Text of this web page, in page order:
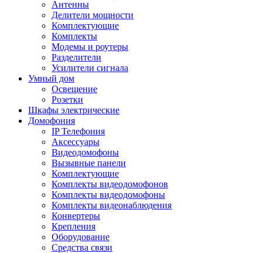
Антенны
Делители мощности
Комплектующие
Комплекты
Модемы и роутеры
Разделители
Усилители сигнала
Умный дом
Освещение
Розетки
Шкафы электрические
Домофония
IP Телефония
Аксессуары
Видеодомофоны
Вызывные панели
Комплектующие
Комплекты видеодомофонов
Комплекты видеодомофоны
Комплекты видеонаблюдения
Конвертеры
Крепления
Оборудование
Средства связи